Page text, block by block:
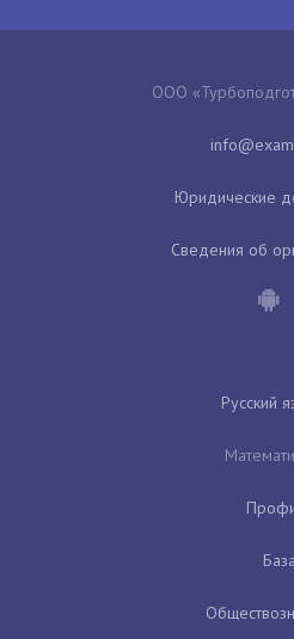
ООО
Юридические
Сведения об
Русский
База